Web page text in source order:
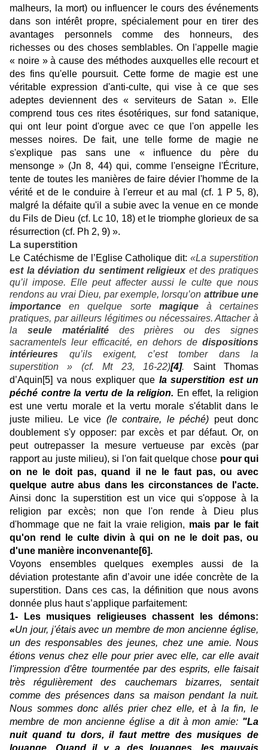
malheurs, la mort) ou influencer le cours des événements
dans son intérêt propre, spécialement pour en tirer des
avantages personnels comme des honneurs, des
richesses ou des choses semblables. On l'appelle magie
« noire » à cause des méthodes auxquelles elle recourt et
des fins qu'elle poursuit. Cette forme de magie est une
véritable expression d'anti-culte, qui vise à ce que ses
adeptes deviennent des « serviteurs de Satan ». Elle
comprend tous ces rites ésotériques, sur fond satanique,
qui ont leur point d'orgue avec ce que l'on appelle les
messes noires. De fait, une telle forme de magie ne
s'explique pas sans une « influence du père du
mensonge » (Jn 8, 44) qui, comme l'enseigne l'Écriture,
tente de toutes les manières de faire dévier l'homme de la
vérité et de le conduire à l'erreur et au mal (cf. 1 P 5, 8),
malgré la défaite qu'il a subie avec la venue en ce monde
du Fils de Dieu (cf. Lc 10, 18) et le triomphe glorieux de sa
résurrection (cf. Ph 2, 9) ».
La superstition
Le Catéchisme de l’Eglise Catholique dit: «La superstition
est la déviation du sentiment religieux et des pratiques
qu’il impose. Elle peut affecter aussi le culte que nous
rendons au vrai Dieu, par exemple, lorsqu’on attribue une
importance en quelque sorte magiqueà certaines
pratiques, par ailleurs légitimes ou nécessaires. Attacher à
la seule matérialité des prières ou des signes
sacramentels leur efficacité, en dehors de dispositions
intérieures qu’ils exigent, c’est tomber dans la
superstition » (cf. Mt 23, 16-22)[4]. Saint Thomas
d’Aquin[5] va nous expliquer que la superstition est un
péché contre la vertu de la religion. En effet, la religion
est une vertu morale et la vertu morale s'établit dans le
juste milieu. Le vice (le contraire, le péché) peut donc
doublement s'y opposer: par excès et par défaut. Or, on
peut outrepasser la mesure vertueuse par excès (par
rapport au juste milieu), si l'on fait quelque chose pour qui
on ne le doit pas, quand il ne le faut pas, ou avec
quelque autre abus dans les circonstances de l'acte.
Ainsi donc la superstition est un vice qui s'oppose à la
religion par excès; non que l'on rende à Dieu plus
d'hommage que ne fait la vraie religion, mais par le fait
qu'on rend le culte divin à qui on ne le doit pas, ou
d'une manière inconvenante[6].
Voyons ensembles quelques exemples aussi de la
déviation protestante afin d’avoir une idée concrète de la
superstition. Dans ces cas, la définition que nous avons
donnée plus haut s’applique parfaitement:
1- Les musiques religieuses chassent les démons:
«Un jour, j'étais avec un membre de mon ancienne église,
un des responsables des jeunes, chez une amie. Nous
étions venus chez elle pour prier avec elle, car elle avait
l'impression d'être tourmentée par des esprits, elle faisait
très régulièrement des cauchemars bizarres, sentait
comme des présences dans sa maison pendant la nuit.
Nous sommes donc allés prier chez elle, et à la fin, le
membre de mon ancienne église a dit à mon amie: "La
nuit quand tu dors, il faut mettre des musiques de